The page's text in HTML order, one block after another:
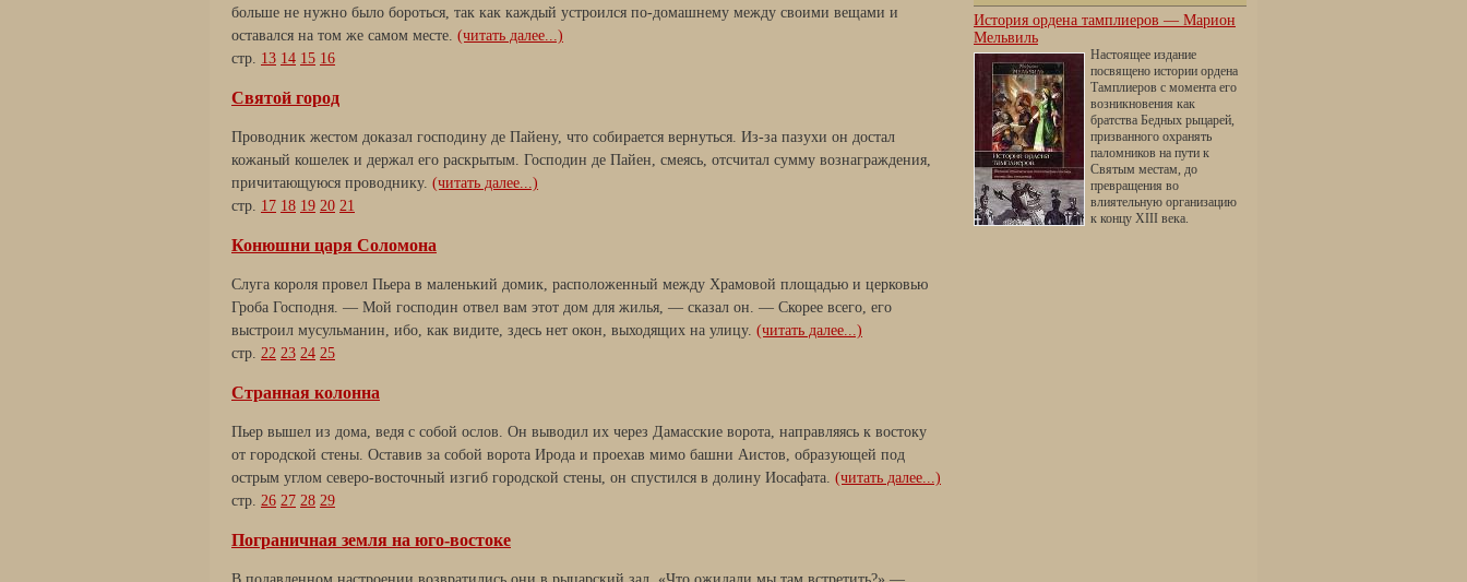
больше не нужно было бороться, так как каждый устроился по-домашнему между своими вещами и
оставался на том же самом месте. (читать далее...)
стр. 13 14 15 16
Святой город
Проводник жестом доказал господину де Пайену, что собирается вернуться. Из-за пазухи он достал
кожаный кошелек и держал его раскрытым. Господин де Пайен, смеясь, отсчитал сумму вознаграждения,
причитающуюся проводнику. (читать далее...)
стр. 17 18 19 20 21
Конюшни царя Соломона
Слуга короля провел Пьера в маленький домик, расположенный между Храмовой площадью и церковью
Гроба Господня. — Мой господин отвел вам этот дом для жилья, — сказал он. — Скорее всего, его
выстроил мусульманин, ибо, как видите, здесь нет окон, выходящих на улицу. (читать далее...)
стр. 22 23 24 25
Странная колонна
Пьер вышел из дома, ведя с собой ослов. Он выводил их через Дамасские ворота, направляясь к востоку
от городской стены. Оставив за собой ворота Ирода и проехав мимо башни Аистов, образующей под
острым углом северо-восточный изгиб городской стены, он спустился в долину Иосафата. (читать далее...)
стр. 26 27 28 29
Пограничная земля на юго-востоке
История ордена тамплиеров — Марион
Мельвиль
Настоящее издание
посвящено истории ордена
Тамплиеров с момента его
возникновения как
братства Бедных рыцарей,
призванного охранять
паломников на пути к
Святым местам, до
превращения во
влиятельную организацию
к концу XIII века.